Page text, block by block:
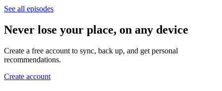
See all episodes
Never lose your place, on any device
Create a free account to sync, back up, and get personal
recommendations.
Create account